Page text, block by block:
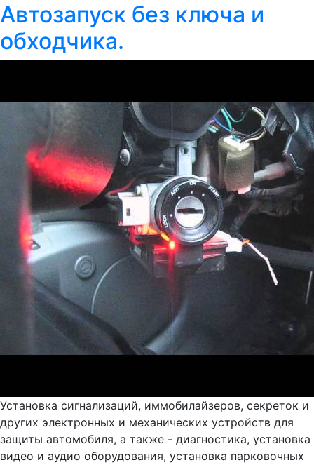
Автозапуск без ключа и
обходчика.
Установка сигнализаций, иммобилайзеров, секреток и
других электронных и механических устройств для
защиты автомобиля, а также - диагностика, установка
видео и аудио оборудования, установка парковочных